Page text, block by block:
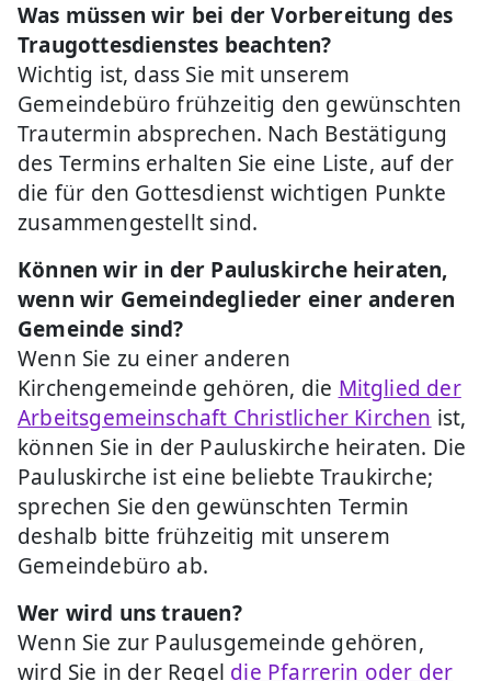
Was müssen wir bei der Vorbereitung des
Traugottesdienstes beachten?
Wichtig ist, dass Sie mit unserem
Gemeindebüro frühzeitig den gewünschten
Trautermin absprechen. Nach Bestätigung
des Termins erhalten Sie eine Liste, auf der
die für den Gottesdienst wichtigen Punkte
zusammengestellt sind.
Können wir in der Pauluskirche heiraten,
wenn wir Gemeindeglieder einer anderen
Gemeinde sind?
Wenn Sie zu einer anderen
Kirchengemeinde gehören, die Mitglied der
Arbeitsgemeinschaft Christlicher Kirchen ist,
können Sie in der Pauluskirche heiraten. Die
Pauluskirche ist eine beliebte Traukirche;
sprechen Sie den gewünschten Termin
deshalb bitte frühzeitig mit unserem
Gemeindebüro ab.
Wer wird uns trauen?
Wenn Sie zur Paulusgemeinde gehören,
wird Sie in der Regel die Pfarrerin oder der